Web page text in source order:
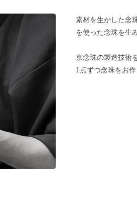
素材を生かした念
を使った念珠を生
京念珠の製造技術
1点ずつ念珠をお作